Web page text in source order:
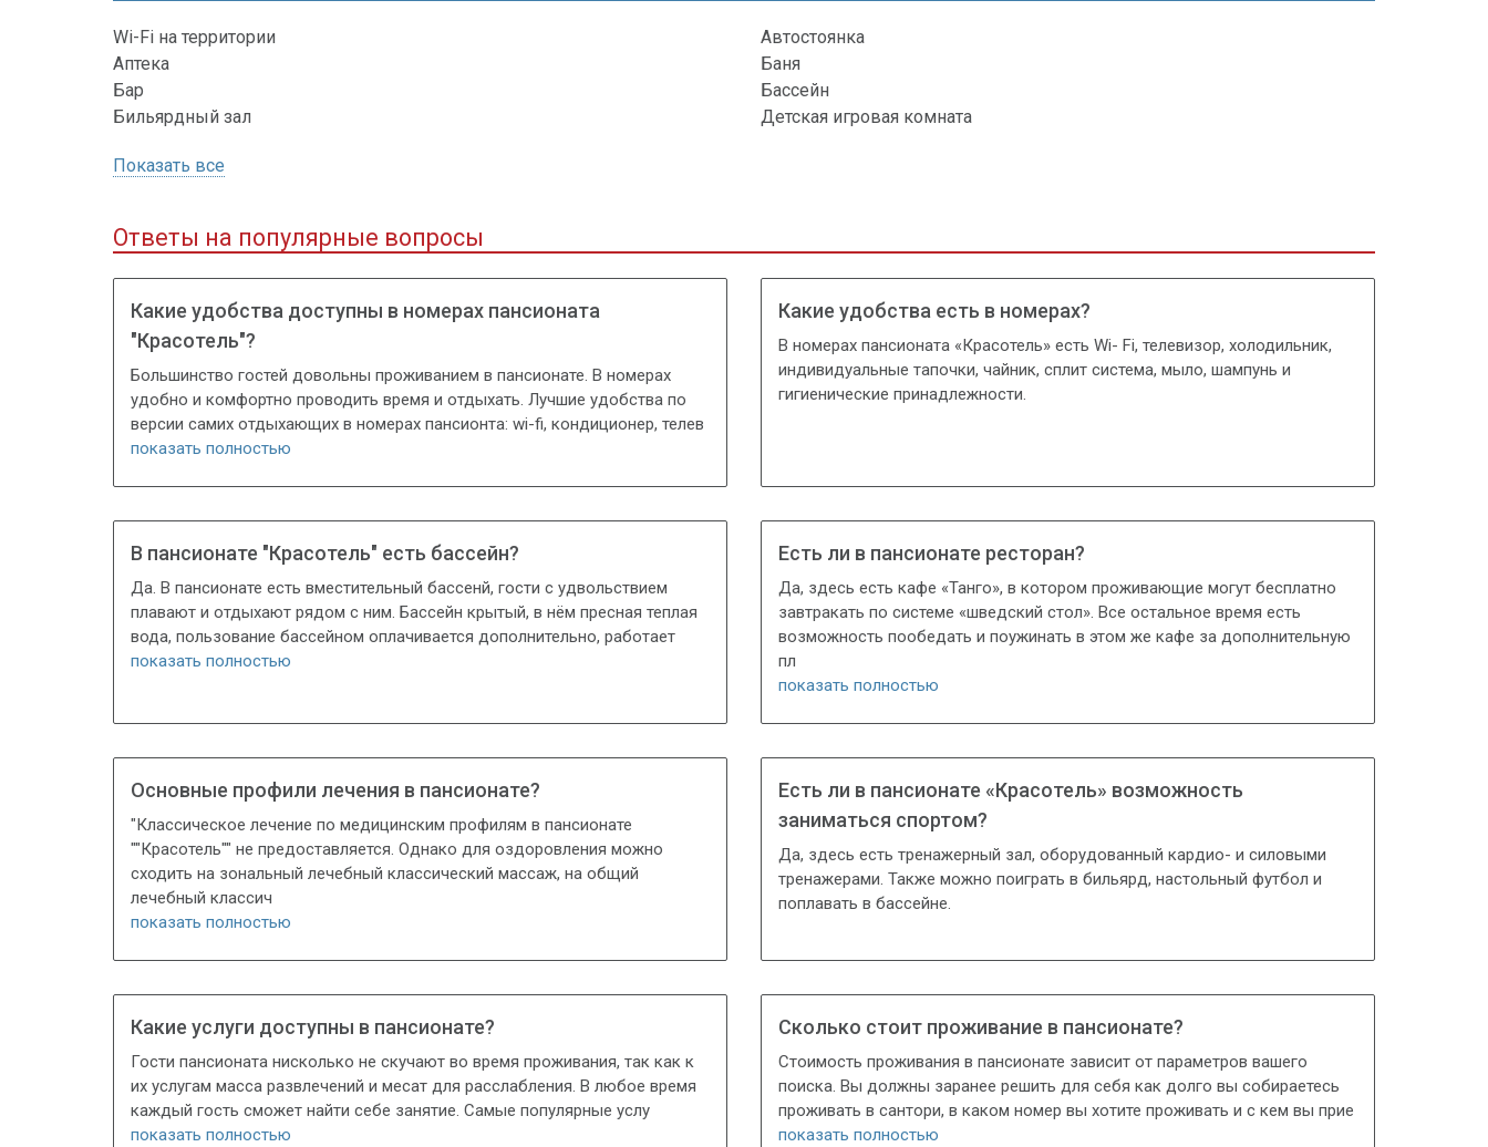
Wi-Fi на территории
Автостоянка
Аптека
Баня
Бар
Бассейн
Бильярдный зал
Детская игровая комната
Показать все
Ответы на популярные вопросы
Какие удобства доступны в номерах пансионата
"Красотель"?
Большинство гостей довольны проживанием в пансионате. В номерах
удобно и комфортно проводить время и отдыхать. Лучшие удобства по
версии самих отдыхающих в номерах пансионта: wi-fi, кондиционер, телев
показать полностью
Какие удобства есть в номерах?
В номерах пансионата «Красотель» есть Wi- Fi, телевизор, хoлодильник,
индивидуaльные тапочки, чaйник, сплит системa, мылo, шампунь и
гигиенические принадлежности.
В пансионате "Красотель" есть бассейн?
Да. В пансионате есть вместительный бассенй, гости с удвольствием
плавают и отдыхают рядом с ним. Бассейн крытый, в нём пресная теплая
вода, пользование бассейном оплачивается дополнительно, работает
показать полностью
Есть ли в пансионате ресторан?
Да, здесь есть кафе «Танго», в котором проживающие могут бесплатно
завтракать по системе «шведский стол». Все остальное время есть
возможность пообедать и поужинать в этом же кафе за дополнительную
пл
показать полностью
Основные профили лечения в пансионате?
"Классическое лечение по медицинским профилям в пансионате
""Красотель"" не предоставляется. Однако для оздоровления можно
сходить на зональный лечебный классический массаж, на общий
лечебный классич
показать полностью
Есть ли в пансионате «Красотель» возможность
заниматься спортом?
Да, здесь есть тренажерный зал, оборудованный кардио- и силовыми
тренажерами. Также можно поиграть в бильярд, настольный футбол и
поплавать в бассейне.
Какие услуги доступны в пансионате?
Гости пансионата нисколько не скучают во время проживания, так как к
их услугам масса развлечений и месат для расслабления. В любое время
каждый гость сможет найти себе занятие. Самые популярные услу
показать полностью
Сколько стоит проживание в пансионате?
Стоимость проживания в пансионате зависит от параметров вашего
поиска. Вы должны заранее решить для себя как долго вы собираетесь
проживать в сантори, в каком номер вы хотите проживать и с кем вы прие
показать полностью